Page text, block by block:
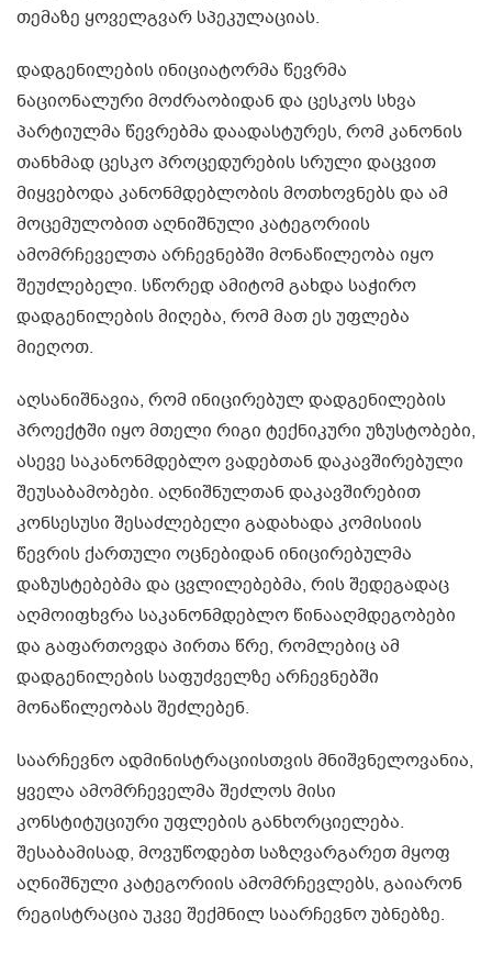
თემაზე ყოველგვარ სპეკულაციას.
დადგენილების ინიციატორმა წევრმა
ნაციონალური მოძრაობიდან და ცესკოს სხვა
პარტიულმა წევრებმა დაადასტურეს, რომ კანონის
თანხმად ცესკო პროცედურების სრული დაცვით
მიყვებოდა კანონმდებლობის მოთხოვნებს და ამ
მოცემულობით აღნიშნული კატეგორიის
ამომრჩეველთა არჩევნებში მონაწილეობა იყო
შეუძლებელი. სწორედ ამიტომ გახდა საჭირო
დადგენილების მიღება, რომ მათ ეს უფლება
მიეღოთ.
აღსანიშნავია, რომ ინიცირებულ დადგენილების
პროექტში იყო მთელი რიგი ტექნიკური უზუსტობები,
ასევე საკანონმდებლო ვადებთან დაკავშირებული
შეუსაბამობები. აღნიშნულთან დაკავშირებით
კონსესუსი შესაძლებელი გადახადა კომისიის
წევრის ქართული ოცნებიდან ინიცირებულმა
დაზუსტებებმა და ცვლილებებმა, რის შედეგადაც
აღმოიფხვრა საკანონმდებლო წინააღმდეგობები
და გაფართოვდა პირთა წრე, რომლებიც ამ
დადგენილების საფუძველზე არჩევნებში
მონაწილეობას შეძლებენ.
საარჩევნო ადმინისტრაციისთვის მნიშვნელოვანია,
ყველა ამომრჩეველმა შეძლოს მისი
კონსტიტუციური უფლების განხორციელება.
შესაბამისად, მოვუწოდებთ საზღვარგარეთ მყოფ
აღნიშნული კატეგორიის ამომრჩევლებს, გაიარონ
რეგისტრაცია უკვე შექმნილ საარჩევნო უბნებზე.